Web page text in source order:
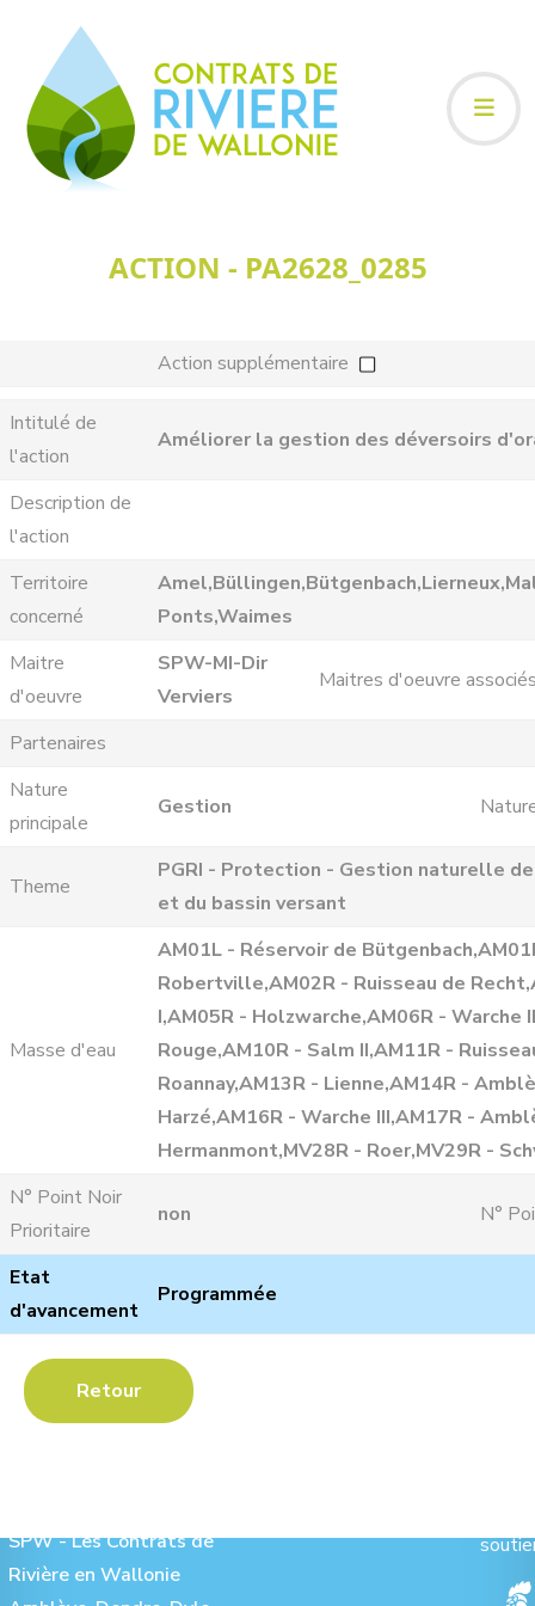
ACTION - PA2628_0285
Action supplémentaire
Intitulé de
l'action
Améliorer la gestion des déversoirs
Description de
l'action
Territoire
concerné
Ponts,Waimes
Maitre
d'oeuvre
SPW-MI-Dir
Verviers
Maitres d'oeuvre
Partenaires
Nature
principale
Gestion
Theme
PGRI - Protection - Gestion naturelle
et du bassin versant
Masse d'eau
AM01L - Réservoir de
Robertville,AM02R - Ruisseau de
I,AM05R - Holzwarche,AM06R - Warche
Rouge,AM10R - Salm II,AM11R -
Roannay,AM13R - Lienne,AM14R -
Harzé,AM16R - Warche III,AM17R -
Hermanmont,MV28R - Roer,MV29R -
N° Point Noir
Prioritaire
non N°
Etat
d'avancement
Programmée
Retour
SPW - Les Contrats de
Rivière en Wallonie